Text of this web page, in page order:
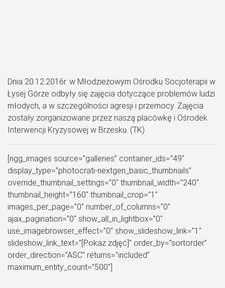
Dnia 20.12.2016r. w Młodzieżowym Ośrodku Socjoterapii w
Łysej Górze odbyły się zajęcia dotyczące problemów ludzi
młodych, a w szczególności agresji i przemocy. Zajęcia
zostały zorganizowane przez naszą placówkę i Ośrodek
Interwencji Kryzysowej w Brzesku. (TK)
[ngg_images source=”galleries” container_ids=”49″
display_type=”photocrati-nextgen_basic_thumbnails”
override_thumbnail_settings=”0″ thumbnail_width=”240″
thumbnail_height=”160″ thumbnail_crop=”1″
images_per_page=”0″ number_of_columns=”0″
ajax_pagination=”0″ show_all_in_lightbox=”0″
use_imagebrowser_effect=”0″ show_slideshow_link=”1″
slideshow_link_text=”[Pokaz zdjęć]” order_by=”sortorder”
order_direction=”ASC” returns=”included”
maximum_entity_count=”500″]